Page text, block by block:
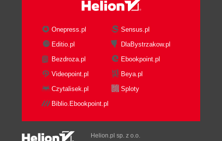
Onepress.pl
Sensus.pl
Editio.pl
DlaBystrzakow.pl
Bezdroza.pl
Ebookpoint.pl
Videopoint.pl
Beya.pl
Czytalisek.pl
Sploty
Biblio.Ebookpoint.pl
Helion.pl sp. z o.o.